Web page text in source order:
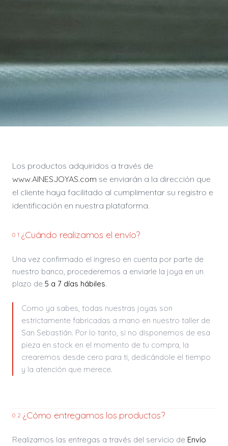
Los productos adquiridos a través de
www.AINESJOYAS.com se enviarán a la dirección que
el cliente haya facilitado al cumplimentar su registro e
identificación en nuestra plataforma.
01 ¿Cuándo realizamos el envío?
Una vez confirmado el ingreso en cuenta por parte de
nuestro banco, procederemos a enviarle la joya en un
plazo de 5 a 7 días hábiles.
Como ya sabes, todas nuestras joyas son
estrictamente fabricadas a mano en nuestro taller de
San Sebastián. Por lo tanto, si no disponemos de esa
pieza en stock en el momento de tu compra, la
crearemos desde cero para ti, dedicándole el tiempo
y la atención que merece.
02 ¿Cómo entregamos los productos?
Realizamos las entregas a través del servicio de Envío